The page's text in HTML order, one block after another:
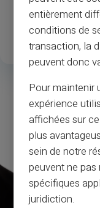
1.3M
Clienți înregistrați
entièrement
conditions de
transaction, la
peuvent donc
Pour maintenir
expérience
affichées sur
plus
sein de notre
peuvent ne
spécifiques
juridiction.